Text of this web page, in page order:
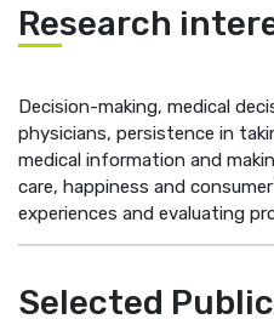
Research
Decision-making, medical
physicians, persistence in
medical information and
care, happiness and
experiences and evaluating
Selected